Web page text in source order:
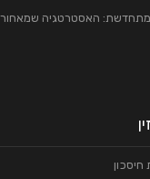
האסטרטגיה שמאחורי
חיסכון